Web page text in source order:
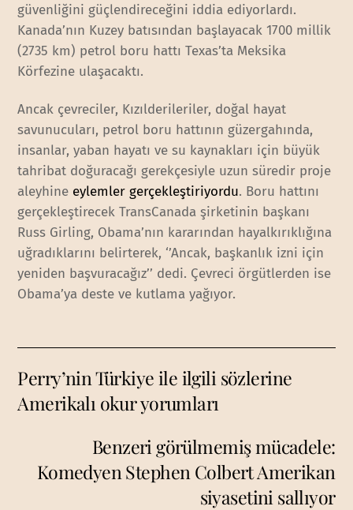
güvenliğini güçlendireceğini iddia ediyorlardı.
Kanada’nın Kuzey batısından başlayacak 1700 millik
(2735 km) petrol boru hattı Texas’ta Meksika
Körfezine ulaşacaktı.
Ancak çevreciler, Kızılderileriler, doğal hayat
savunucuları, petrol boru hattının güzergahında,
insanlar, yaban hayatı ve su kaynakları için büyük
tahribat doğuracağı gerekçesiyle uzun süredir proje
aleyhine eylemler gerçekleştiriyordu. Boru hattını
gerçekleştirecek TransCanada şirketinin başkanı
Russ Girling, Obama’nın kararından hayalkırıklığına
uğradıklarını belirterek, ‘’Ancak, başkanlık izni için
yeniden başvuracağız’’ dedi. Çevreci örgütlerden ise
Obama’ya deste ve kutlama yağıyor.
Perry’nin Türkiye ile ilgili sözlerine
Amerikalı okur yorumları
Benzeri görülmemiş mücadele:
Komedyen Stephen Colbert Amerikan
siyasetini sallıyor